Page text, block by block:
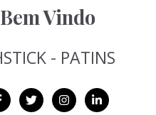
Bem Vindo